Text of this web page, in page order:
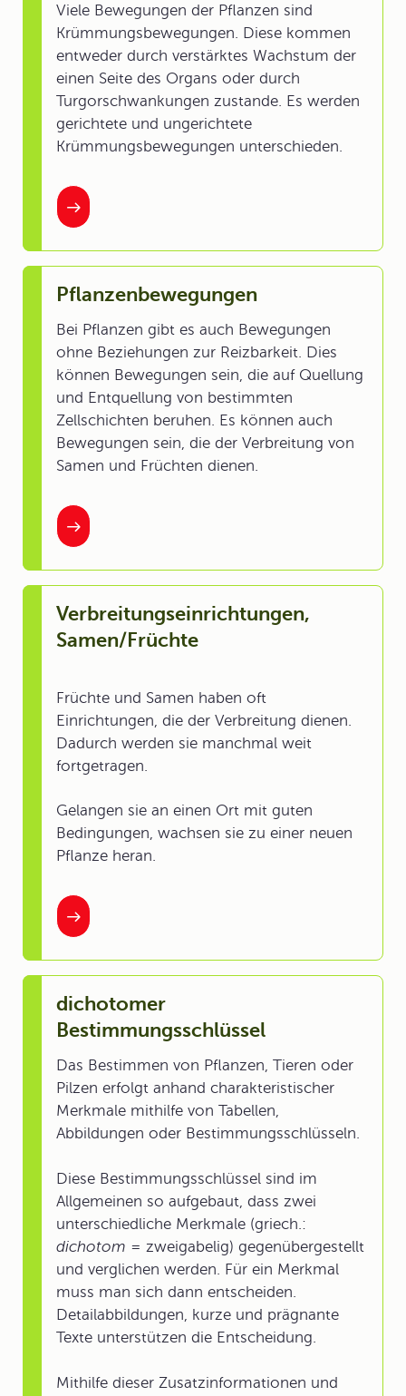
Viele Bewegungen der Pflanzen sind
Krümmungsbewegungen. Diese kommen
entweder durch verstärktes Wachstum der
einen Seite des Organs oder durch
Turgorschwankungen zustande. Es werden
gerichtete und ungerichtete
Krümmungsbewegungen unterschieden.
Pflanzenbewegungen
Bei Pflanzen gibt es auch Bewegungen
ohne Beziehungen zur Reizbarkeit. Dies
können Bewegungen sein, die auf Quellung
und Entquellung von bestimmten
Zellschichten beruhen. Es können auch
Bewegungen sein, die der Verbreitung von
Samen und Früchten dienen.
Verbreitungseinrichtungen,
Samen/Früchte
Früchte und Samen haben oft
Einrichtungen, die der Verbreitung dienen.
Dadurch werden sie manchmal weit
fortgetragen.
Gelangen sie an einen Ort mit guten
Bedingungen, wachsen sie zu einer neuen
Pflanze heran.
dichotomer
Bestimmungsschlüssel
Das Bestimmen von Pflanzen, Tieren oder
Pilzen erfolgt anhand charakteristischer
Merkmale mithilfe von Tabellen,
Abbildungen oder Bestimmungsschlüsseln.
Diese Bestimmungsschlüssel sind im
Allgemeinen so aufgebaut, dass zwei
unterschiedliche Merkmale (griech.:
dichotom = zweigabelig) gegenübergestellt
und verglichen werden. Für ein Merkmal
muss man sich dann entscheiden.
Detailabbildungen, kurze und prägnante
Texte unterstützen die Entscheidung.
Mithilfe dieser Zusatzinformationen und